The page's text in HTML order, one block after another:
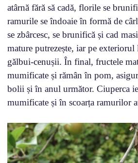
atârnă fără să cadă, florile se
ramurile se îndoaie în formă de
se zbârcesc, se brunifică și cad
mature putrezește, iar pe
gălbui-cenușii. În final, fructele
mumificate și rămân în pom,
bolii și în anul următor. Ciuperca
mumificate și în scoarța ramurilor